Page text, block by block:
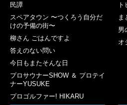
民譚
スペアタウン 〜つくろう自分だ
けの予備の街〜
柳さん ごはんですよ
答えのない問い
今日もまたそんな日
プロサウナーSHOW ＆ プロテイ
ナーYUSUKE
プロゴルファー! HIKARU
ト
ま
男
オ